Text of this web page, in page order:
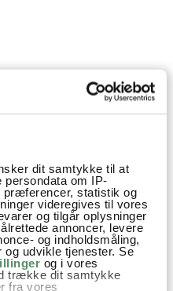
dit samtykke til at
persondata om IP-
præferencer, statistik og
videregives til vores
og tilgår oplysninger
annoncer, levere
og indholdsmåling,
og udvikle tjenester. Se
og i vores
trække dit samtykke
fra vores
med en
kartoflernes